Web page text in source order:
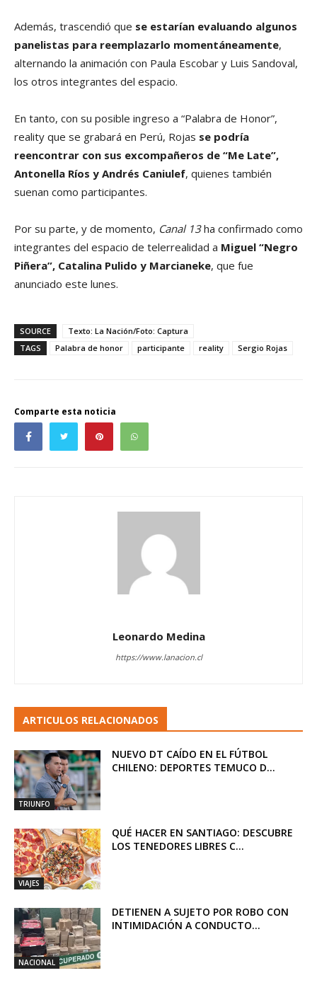
Además, trascendió que se estarían evaluando algunos
panelistas para reemplazarlo momentáneamente,
alternando la animación con Paula Escobar y Luis Sandoval,
los otros integrantes del espacio.
En tanto, con su posible ingreso a “Palabra de Honor”,
reality que se grabará en Perú, Rojas se podría
reencontrar con sus excompañeros de “Me Late”,
Antonella Ríos y Andrés Caniulef, quienes también
suenan como participantes.
Por su parte, y de momento, Canal 13ha confirmado como
integrantes del espacio de telerrealidad a Miguel “Negro
Piñera”, Catalina Pulido y Marcianeke, que fue
anunciado este lunes.
SOURCE
Texto: La Nación/Foto: Captura
TAGS
Palabra de honor participante reality Sergio Rojas
Comparte esta noticia
Leonardo Medina
https://www.lanacion.cl
ARTICULOS RELACIONADOS
TRIUNFO
NUEVO DT CAÍDO EN EL FÚTBOL
CHILENO: DEPORTES TEMUCO D...
VIAJES
QUÉ HACER EN SANTIAGO: DESCUBRE
LOS TENEDORES LIBRES C...
NACIONAL
DETIENEN A SUJETO POR ROBO CON
INTIMIDACIÓN A CONDUCTO...